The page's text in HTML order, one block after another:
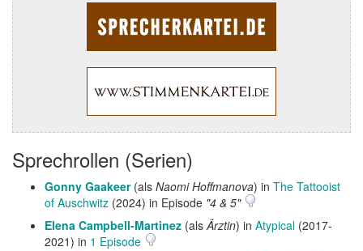
Sprechrollen (Serien)
Gonny Gaakeer(als Naomi Hoffmanova) in The Tattooist
of Auschwitz (2024) in Episode "4 & 5"
Elena Campbell-Martinez (alsÄrztin) in Atypical (2017-
2021) in 1 Episode